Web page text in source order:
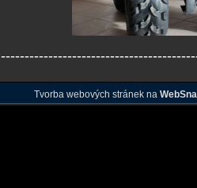
Tvorba webových stránek na